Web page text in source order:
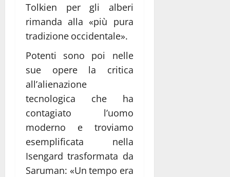
Tolkien per gli alberi
rimanda alla «più pura
tradizione occidentale».
Potenti sono poi nelle
sue opere la critica
all’alienazione
tecnologica che ha
contagiato l’uomo
moderno e troviamo
esemplificata nella
Isengard trasformata da
Saruman: «Un tempo era